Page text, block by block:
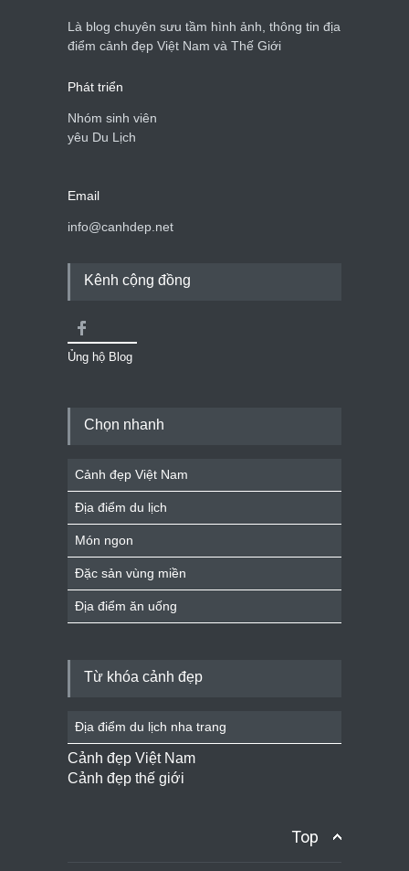
Là blog chuyên sưu tầm hình ảnh, thông tin địa
điểm cảnh đẹp Việt Nam và Thế Giới
Phát triển
Nhóm sinh viên
yêu Du Lịch
Email
info@canhdep.net
Kênh cộng đồng
Ủng hộ Blog
Chọn nhanh
Cảnh đẹp Việt Nam
Địa điểm du lịch
Món ngon
Đặc sản vùng miền
Địa điểm ăn uống
Từ khóa cảnh đẹp
Địa điểm du lịch nha trang
Cảnh đẹp Việt Nam
Cảnh đẹp thế giới
Top